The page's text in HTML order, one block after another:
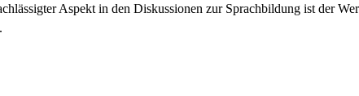
Aspekt in den Diskussionen zur Sprachbildung ist der